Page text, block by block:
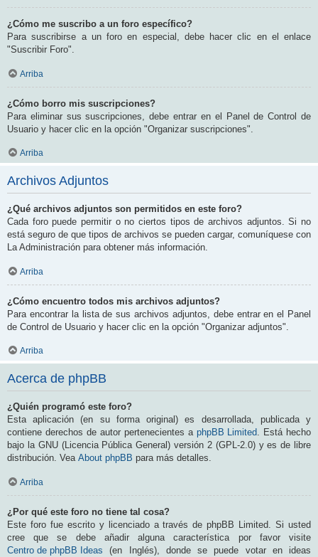
¿Cómo me suscribo a un foro específico?
Para suscribirse a un foro en especial, debe hacer clic en el enlace
"Suscribir Foro".
Arriba
¿Cómo borro mis suscripciones?
Para eliminar sus suscripciones, debe entrar en el Panel de Control de
Usuario y hacer clic en la opción "Organizar suscripciones".
Arriba
Archivos Adjuntos
¿Qué archivos adjuntos son permitidos en este foro?
Cada foro puede permitir o no ciertos tipos de archivos adjuntos. Si no
está seguro de que tipos de archivos se pueden cargar, comuníquese con
La Administración para obtener más información.
Arriba
¿Cómo encuentro todos mis archivos adjuntos?
Para encontrar la lista de sus archivos adjuntos, debe entrar en el Panel
de Control de Usuario y hacer clic en la opción "Organizar adjuntos".
Arriba
Acerca de phpBB
¿Quién programó este foro?
Esta aplicación (en su forma original) es desarrollada, publicada y
contiene derechos de autor pertenecientes a phpBB Limited. Está hecho
bajo la GNU (Licencia Pública General) versión 2 (GPL-2.0) y es de libre
distribución. Vea About phpBB para más detalles.
Arriba
¿Por qué este foro no tiene tal cosa?
Este foro fue escrito y licenciado a través de phpBB Limited. Si usted
cree que se debe añadir alguna característica por favor visite
Centro de phpBB Ideas (en Inglés), donde se puede votar en ideas